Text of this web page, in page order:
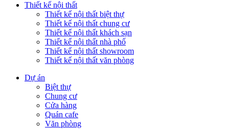
Thiết kế nội thất
Thiết kế nội thất biệt thự
Thiết kế nội thất chung cư
Thiết kế nội thất khách sạn
Thiết kế nội thất nhà phố
Thiết kế nội thất showroom
Thiết kế nội thất văn phòng
Dự án
Biệt thự
Chung cư
Cửa hàng
Quán cafe
Văn phòng